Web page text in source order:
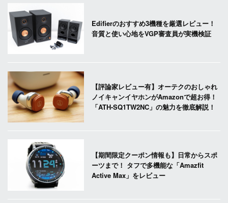
Edifierのおすすめ3機種を厳選レビュー！
音質と使い心地をVGP審査員が実機検証
【評論家レビュー有】オーテクのおしゃれ
ノイキャンイヤホンがAmazonで超お得！
「ATH-SQ1TW2NC」の魅力を徹底解説！
【期間限定クーポン情報も】日常からスポ
ーツまで！ タフで多機能な「Amazfit
Active Max」をレビュー